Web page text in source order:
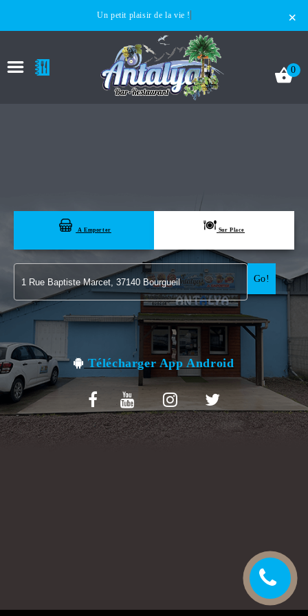
×
Un petit plaisir de la vie !
LA CARTE
VOTRE COMPTE
NOTRE RESTAURANT
VOS AVIS
MENTIONS LÉGALES
C.G.V
0
A Emporter Sur Place
Go!
Télécharger App Android